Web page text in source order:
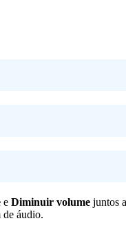
e Diminuir volume juntos
de áudio.